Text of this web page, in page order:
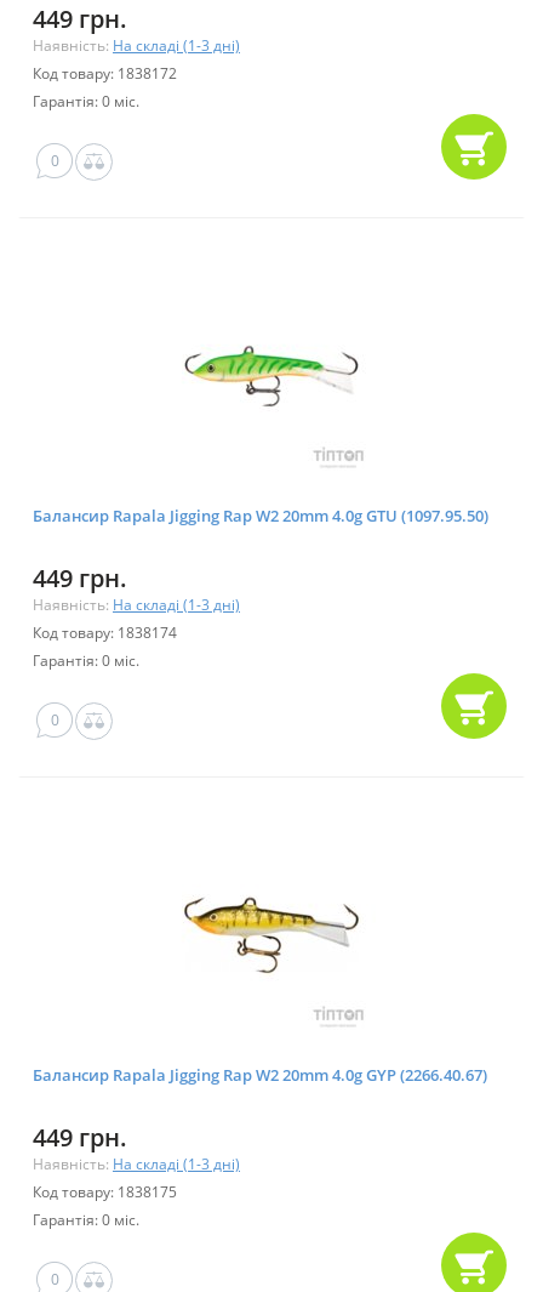
449 грн.
Наявність: На складі (1-3 дні)
Код товару: 1838172
Гарантія: 0 міс.
0
Балансир Rapala Jigging Rap W2 20mm 4.0g GTU (1097.95.50)
449 грн.
Наявність: На складі (1-3 дні)
Код товару: 1838174
Гарантія: 0 міс.
0
Балансир Rapala Jigging Rap W2 20mm 4.0g GYP (2266.40.67)
449 грн.
Наявність: На складі (1-3 дні)
Код товару: 1838175
Гарантія: 0 міс.
0